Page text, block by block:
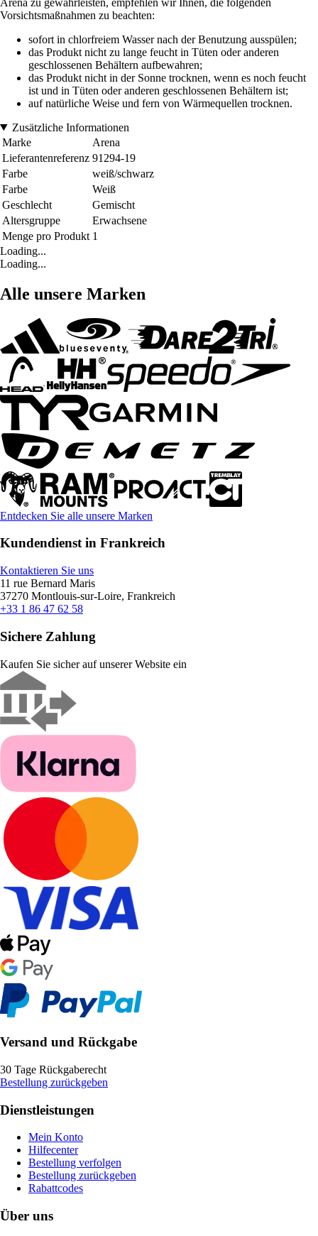
Arena zu gewährleisten, empfehlen wir Ihnen, die folgenden
Vorsichtsmaßnahmen zu beachten:
sofort in chlorfreiem Wasser nach der Benutzung ausspülen;
das Produkt nicht zu lange feucht in Tüten oder anderen
geschlossenen Behältern aufbewahren;
das Produkt nicht in der Sonne trocknen, wenn es noch feucht
ist und in Tüten oder anderen geschlossenen Behältern ist;
auf natürliche Weise und fern von Wärmequellen trocknen.
Zusätzliche Informationen
Marke
Arena
Lieferantenreferenz 91294-19
Farbe
weiß/schwarz
Farbe
Weiß
Geschlecht
Gemischt
Altersgruppe
Erwachsene
Menge pro Produkt 1
Loading...
Loading...
Alle unsere Marken
Entdecken Sie alle unsere Marken
Kundendienst in Frankreich
Kontaktieren Sie uns
11 rue Bernard Maris
37270 Montlouis-sur-Loire, Frankreich
+33 1 86 47 62 58
Sichere Zahlung
Kaufen Sie sicher auf unserer Website ein
Versand und Rückgabe
30 Tage Rückgaberecht
Bestellung zurückgeben
Dienstleistungen
Mein Konto
Hilfecenter
Bestellung verfolgen
Bestellung zurückgeben
Rabattcodes
Über uns